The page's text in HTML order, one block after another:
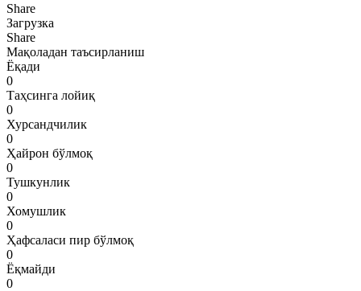
Share
Загрузка
Share
Мақоладан таъсирланиш
Ёқади
0
Таҳсинга лойиқ
0
Хурсандчилик
0
Ҳайрон бўлмоқ
0
Тушкунлик
0
Хомушлик
0
Ҳафсаласи пир бўлмоқ
0
Ёқмайди
0